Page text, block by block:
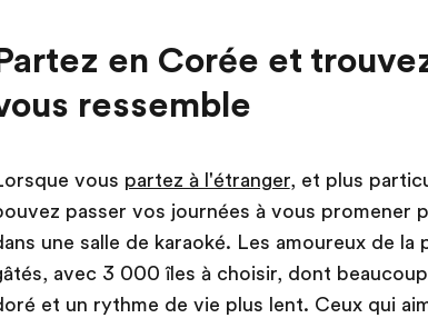
en Corée et
ressemble
vous partez à l'étranger, et plus
passer vos journées à vous promener
une salle de karaoké. Les amoureux de la
avec 3 000 îles à choisir, dont
et un rythme de vie plus lent. Ceux qui